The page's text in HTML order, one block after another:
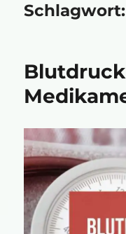
Schlagwort: